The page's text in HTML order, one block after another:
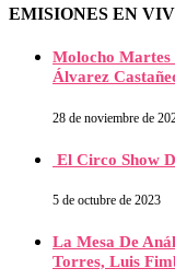
EMISIONES EN
Molocho Martes
Álvarez
28 de noviembre de
El Circo Show
5 de octubre de 2023
La Mesa De
Torres, Luis